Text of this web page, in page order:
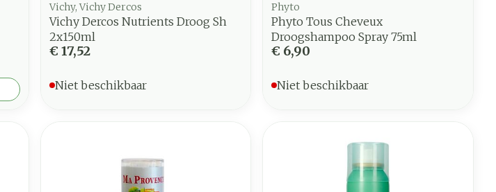
Vichy, Vichy Dercos
Vichy Dercos Nutrients Droog Sh
2x150ml
€ 17,52
Niet beschikbaar
Phyto
Phyto Tous Cheveux
Droogshampoo Spray 75ml
€ 6,90
Niet beschikbaar